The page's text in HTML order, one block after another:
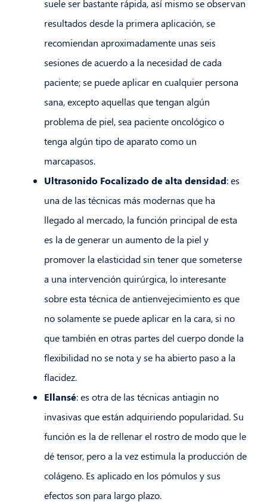
suele ser bastante rápida, así mismo se observan
resultados desde la primera aplicación, se
recomiendan aproximadamente unas seis
sesiones de acuerdo a la necesidad de cada
paciente; se puede aplicar en cualquier persona
sana, excepto aquellas que tengan algún
problema de piel, sea paciente oncológico o
tenga algún tipo de aparato como un
marcapasos.
Ultrasonido Focalizado de alta densidad: es
una de las técnicas más modernas que ha
llegado al mercado, la función principal de esta
es la de generar un aumento de la piel y
promover la elasticidad sin tener que someterse
a una intervención quirúrgica, lo interesante
sobre esta técnica de antienvejecimiento es que
no solamente se puede aplicar en la cara, si no
que también en otras partes del cuerpo donde la
flexibilidad no se nota y se ha abierto paso a la
flacidez.
Ellansé: es otra de las técnicas antiagin no
invasivas que están adquiriendo popularidad. Su
función es la de rellenar el rostro de modo que le
dé tensor, pero a la vez estimula la producción de
colágeno. Es aplicado en los pómulos y sus
efectos son para largo plazo.